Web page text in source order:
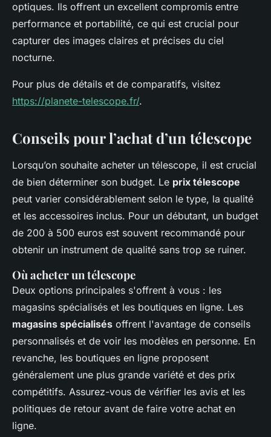
optiques. Ils offrent un excellent compromis entre
performance et portabilité, ce qui est crucial pour
capturer des images claires et précises du ciel
nocturne.
Pour plus de détails et de comparatifs, visitez
https://planete-telescope.fr/.
Conseils pour l’achat d’un télescope
Lorsqu’on souhaite acheter un télescope, il est crucial
de bien déterminer son budget. Le prix télescope
peut varier considérablement selon le type, la qualité
et les accessoires inclus. Pour un débutant, un budget
de 200 à 500 euros est souvent recommandé pour
obtenir un instrument de qualité sans trop se ruiner.
Où acheter un télescope
Deux options principales s'offrent à vous : les
magasins spécialisés et les boutiques en ligne. Les
magasins spécialisés offrent l'avantage de conseils
personnalisés et de voir les modèles en personne. En
revanche, les boutiques en ligne proposent
généralement une plus grande variété et des prix
compétitifs. Assurez-vous de vérifier les avis et les
politiques de retour avant de faire votre achat en
ligne.